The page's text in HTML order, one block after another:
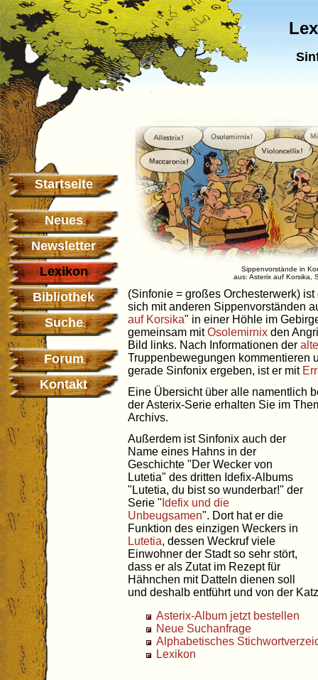
Startseite
Neues
Newsletter
Lexikon
Bibliothek
Suche
Forum
Kontakt
Sippenvorstände in
aus: Asterix auf Korsika,
(Sinfonie = großes Orchesterwerk)
sich mit anderen Sippenvorständen
auf Korsika" in einer Höhle im
gemeinsam mitOsolemirnix den
Bild links. Nach Informationen der
Truppenbewegungen kommentieren
gerade Sinfonix ergeben, ist er mit
Eine Übersicht über alle namentlich
der Asterix-Serie erhalten Sie im
Archivs.
Außerdem ist Sinfonix auch der
Name eines Hahns in der
Geschichte "Der Wecker von
Lutetia" des dritten Idefix-Albums
"Lutetia, du bist so wunderbar!" der
Serie " Idefix und die
Unbeugsamen". Dort hat er die
Funktion des einzigen Weckers in
Lutetia, dessen Weckruf viele
Einwohner der Stadt so sehr stört,
dass er als Zutat im Rezept für
Hähnchen mit Datteln dienen soll
und deshalb entführt und von der
Asterix-Album jetzt bestellen
Neue Suchanfrage
Alphabetisches
Lexikon